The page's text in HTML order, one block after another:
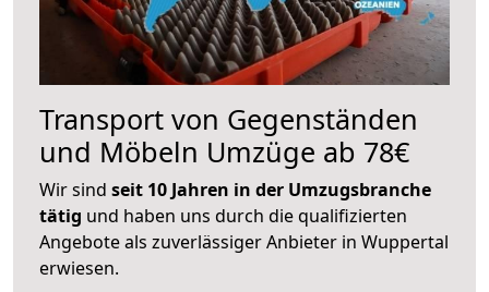
Transport von Gegenständen
und Möbeln Umzüge ab 78€
Wir sind seit 10 Jahren in der Umzugsbranche
tätig und haben uns durch die qualifizierten
Angebote als zuverlässiger Anbieter in Wuppertal
erwiesen.